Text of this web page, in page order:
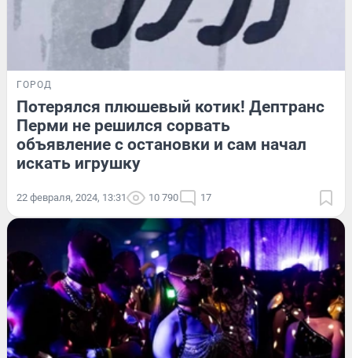
ГОРОД
Потерялся плюшевый котик! Дептранс
Перми не решился сорвать
объявление с остановки и сам начал
искать игрушку
22 февраля, 2024, 13:31 10 790 17